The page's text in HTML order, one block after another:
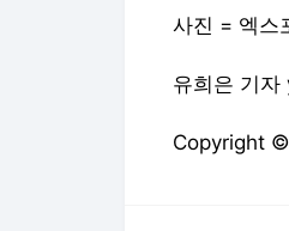
사진 = 엑스
유희은 기
Copyright ©